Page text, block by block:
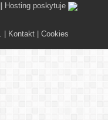
|| Hosting poskytuje
| Kontakt Cookies